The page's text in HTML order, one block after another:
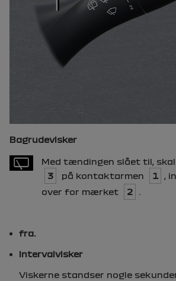
Bagrudevisker
Med tændingen slået til,
3
på kontaktarmen 1
,
over for mærket
2
fra.
Intervalvisker
Viskerne standser nogle